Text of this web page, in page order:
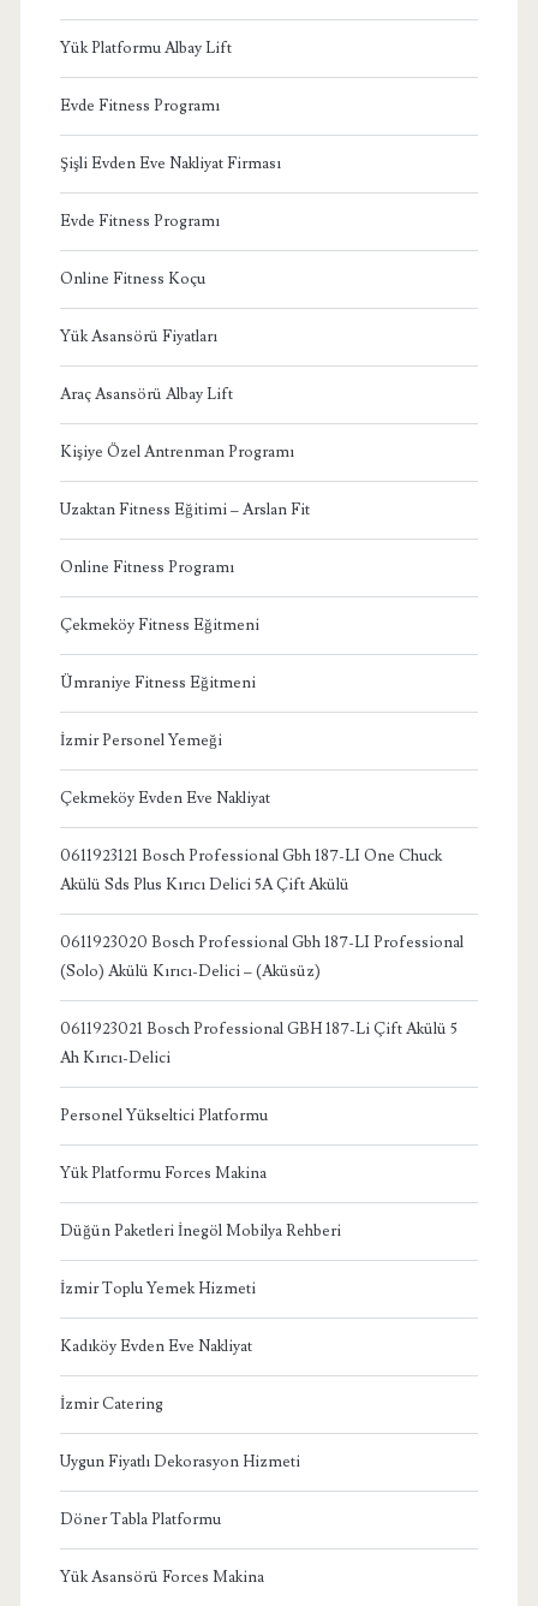
Yük Platformu Albay Lift
Evde Fitness Programı
Şişli Evden Eve Nakliyat Firması
Evde Fitness Programı
Online Fitness Koçu
Yük Asansörü Fiyatları
Araç Asansörü Albay Lift
Kişiye Özel Antrenman Programı
Uzaktan Fitness Eğitimi – Arslan Fit
Online Fitness Programı
Çekmeköy Fitness Eğitmeni
Ümraniye Fitness Eğitmeni
İzmir Personel Yemeği
Çekmeköy Evden Eve Nakliyat
0611923121 Bosch Professional Gbh 187-LI One Chuck
Akülü Sds Plus Kırıcı Delici 5A Çift Akülü
0611923020 Bosch Professional Gbh 187-LI Professional
(Solo) Akülü Kırıcı-Delici – (Aküsüz)
0611923021 Bosch Professional GBH 187-Li Çift Akülü 5
Ah Kırıcı-Delici
Personel Yükseltici Platformu
Yük Platformu Forces Makina
Düğün Paketleri İnegöl Mobilya Rehberi
İzmir Toplu Yemek Hizmeti
Kadıköy Evden Eve Nakliyat
İzmir Catering
Uygun Fiyatlı Dekorasyon Hizmeti
Döner Tabla Platformu
Yük Asansörü Forces Makina